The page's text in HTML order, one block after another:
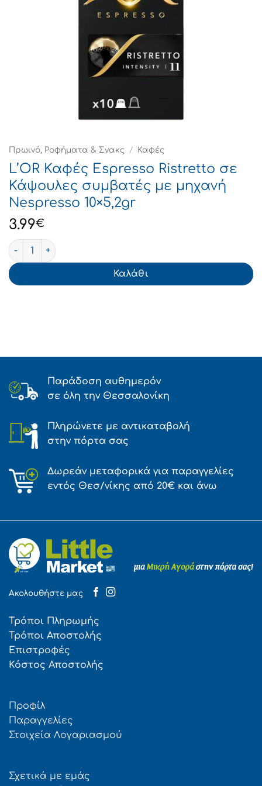
Πρωινό, Ροφήματα & Σνακς / Καφές
L’OR Καφές Espresso Ristretto σε
Κάψουλες συμβατές με μηχανή
Nespresso 10×5,2gr
3.99€
L'OR Καφές Espresso Ristretto σε Κάψουλες συμβατές
Καλάθι
Παράδοση αυθημερόν
σε όλη την Θεσσαλονίκη
Πληρώνετε με αντικαταβολή
στην πόρτα σας
Δωρεάν μεταφορικά για παραγγελίες
εντός Θεσ/νίκης από 20€ και άνω
Ακολουθήστε μας
Τρόποι Πληρωμής
Τρόποι Αποστολής
Επιστροφές
Κόστος Αποστολής
Προφίλ
Παραγγελίες
Στοιχεία Λογαριασμού
Σχετικά με εμάς